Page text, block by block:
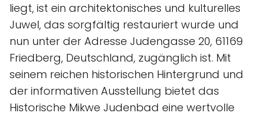
liegt, ist ein architektonisches und kulturelles
Juwel, das sorgfältig restauriert wurde und
nun unter der Adresse Judengasse 20, 61169
Friedberg, Deutschland, zugänglich ist. Mit
seinem reichen historischen Hintergrund und
der informativen Ausstellung bietet das
Historische Mikwe Judenbad eine wertvolle